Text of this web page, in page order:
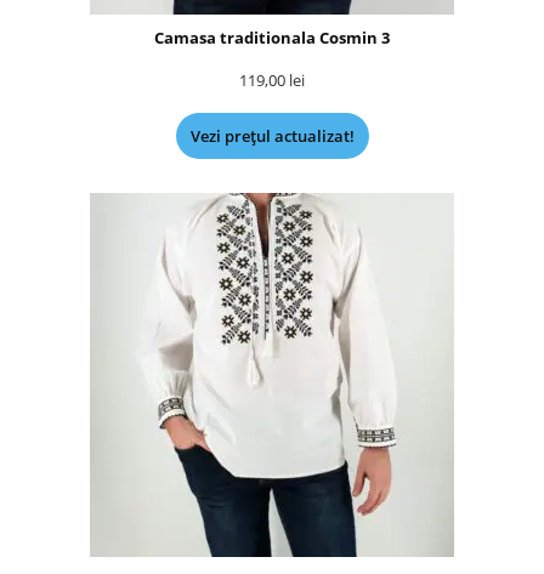
Camasa traditionala Cosmin 3
119,00 lei
Vezi prețul actualizat!